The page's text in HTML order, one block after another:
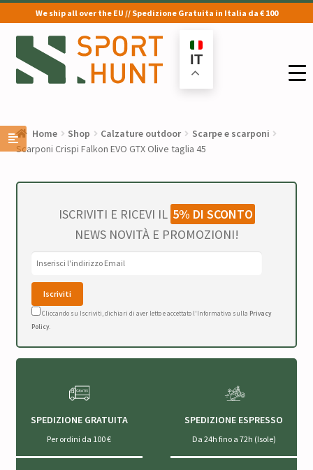
We ship all over the EU // Spedizione Gratuita in Italia da € 100
Vai
alla
navigazione
Vai
al
contenuto
IT
Home Shop Calzature outdoor
Scarpe e scarponi
Scarponi Crispi Falkon EVO GTX Olive taglia 45
ISCRIVITI E RICEVI IL 5% DI SCONTO
NEWS NOVITÀ E PROMOZIONI!
Cliccando su Iscriviti, dichiari di aver letto e accettato l'Informativa sulla Privacy
Policy.
SPEDIZIONE GRATUITA
Per ordini da 100 €
SPEDIZIONE ESPRESSO
Da 24h fino a 72h (Isole)